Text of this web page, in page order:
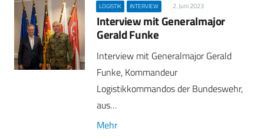
LOGISTIK INTERVIEW 2. Juni 2023
Interview mit Generalmajor
Gerald Funke
Interview mit Generalmajor Gerald
Funke, Kommandeur
Logistikkommandos der Bundeswehr,
aus…
Mehr